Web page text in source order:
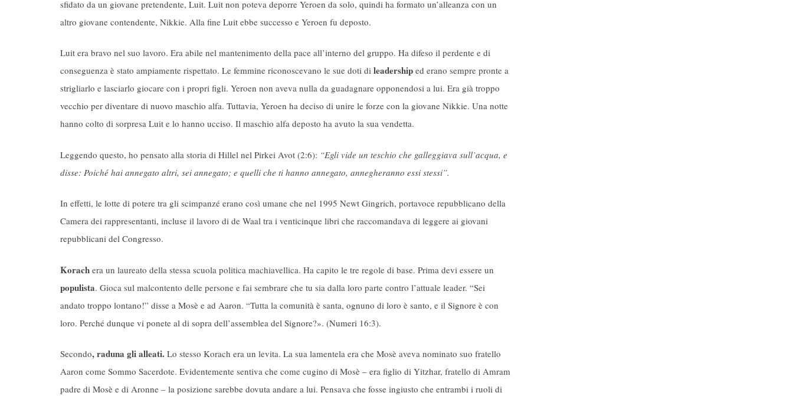
sfidato da un giovane pretendente, Luit. Luit non poteva deporre Yeroen da solo, quindi ha formato un’alleanza con un
altro giovane contendente, Nikkie. Alla fine Luit ebbe successo e Yeroen fu deposto.
Luit era bravo nel suo lavoro. Era abile nel mantenimento della pace all’interno del gruppo. Ha difeso il perdente e di
conseguenza è stato ampiamente rispettato. Le femmine riconoscevano le sue doti di leadership ed erano sempre pronte a
strigliarlo e lasciarlo giocare con i propri figli. Yeroen non aveva nulla da guadagnare opponendosi a lui. Era già troppo
vecchio per diventare di nuovo maschio alfa. Tuttavia, Yeroen ha deciso di unire le forze con la giovane Nikkie. Una notte
hanno colto di sorpresa Luit e lo hanno ucciso. Il maschio alfa deposto ha avuto la sua vendetta.
Leggendo questo, ho pensato alla storia di Hillel nel Pirkei Avot (2:6): “Egli vide un teschio che galleggiava sull’acqua, e
disse: Poiché hai annegato altri, sei annegato; e quelli che ti hanno annegato, annegheranno essi stessi”.
In effetti, le lotte di potere tra gli scimpanzé erano così umane che nel 1995 Newt Gingrich, portavoce repubblicano della
Camera dei rappresentanti, incluse il lavoro di de Waal tra i venticinque libri che raccomandava di leggere ai giovani
repubblicani del Congresso.
Korach era un laureato della stessa scuola politica machiavellica. Ha capito le tre regole di base. Prima devi essere un
populista. Gioca sul malcontento delle persone e fai sembrare che tu sia dalla loro parte contro l’attuale leader. “Sei
andato troppo lontano!” disse a Mosè e ad Aaron. “Tutta la comunità è santa, ognuno di loro è santo, e il Signore è con
loro. Perché dunque vi ponete al di sopra dell’assemblea del Signore?». (Numeri 16:3).
Secondo, raduna gli alleati. Lo stesso Korach era un levita. La sua lamentela era che Mosè aveva nominato suo fratello
Aaron come Sommo Sacerdote. Evidentemente sentiva che come cugino di Mosè – era figlio di Yitzhar, fratello di Amram
padre di Mosè e di Aronne – la posizione sarebbe dovuta andare a lui. Pensava che fosse ingiusto che entrambi i ruoli di